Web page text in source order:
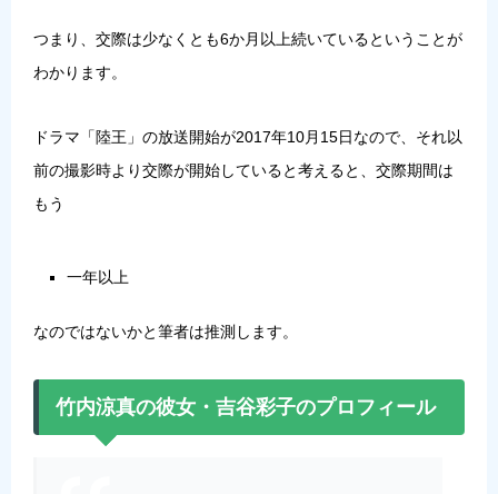
つまり、交際は少なくとも6か月以上続いているということが
わかります。
ドラマ「陸王」の放送開始が2017年10月15日なので、それ以
前の撮影時より交際が開始していると考えると、交際期間は
もう
一年以上
なのではないかと筆者は推測します。
竹内涼真の彼女・吉谷彩子のプロフィール